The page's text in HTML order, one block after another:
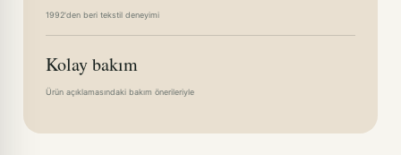
1992'den beri tekstil deneyimi
Kolay bakım
Ürün açıklamasındaki bakım önerileriyle